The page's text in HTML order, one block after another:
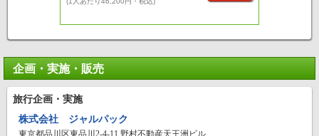
企画・実施・販売
旅行企画・実施
株式会社 ジャルパック
東京都品川区東品川2-4-11 野村不動産天王洲ビル